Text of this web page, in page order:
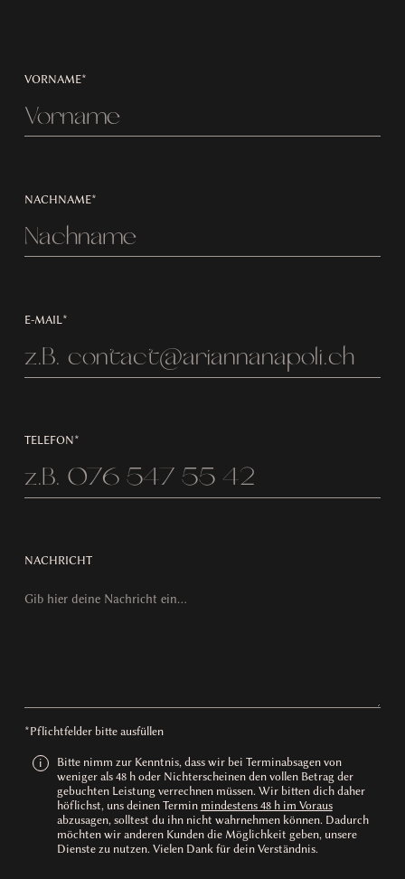
VORNAME*
NACHNAME*
E-MAIL*
TELEFON*
NACHRICHT
*Pflichtfelder bitte ausfüllen
i
Bitte nimm zur Kenntnis, dass wir bei Terminabsagen von
weniger als 48 h oder Nichterscheinen den vollen Betrag der
gebuchten Leistung verrechnen müssen. Wir bitten dich daher
höflichst, uns deinen Termin mindestens 48 h im Voraus
abzusagen, solltest du ihn nicht wahrnehmen können. Dadurch
möchten wir anderen Kunden die Möglichkeit geben, unsere
Dienste zu nutzen. Vielen Dank für dein Verständnis.